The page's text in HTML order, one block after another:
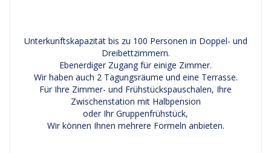
Unterkunftskapazität bis zu 100 Personen in Doppel- und
Dreibettzimmern.
Ebenerdiger Zugang für einige Zimmer.
Wir haben auch 2 Tagungsräume und eine Terrasse.
Für Ihre Zimmer- und Frühstückspauschalen, Ihre
Zwischenstation mit Halbpension
oder Ihr Gruppenfrühstück,
Wir können Ihnen mehrere Formeln anbieten.